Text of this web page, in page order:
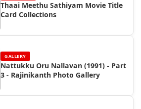
Thaai Meethu Sathiyam Movie Title
Card Collections
GALLERY
Nattukku Oru Nallavan (1991) - Part
3 - Rajinikanth Photo Gallery